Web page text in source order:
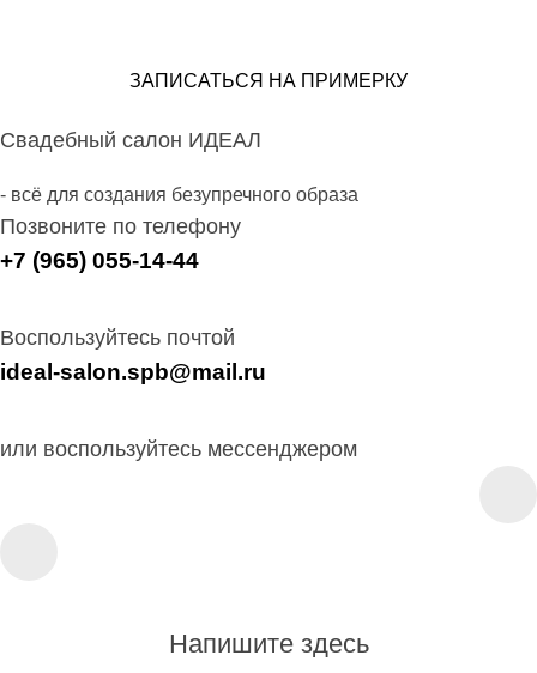
ЗАПИСАТЬСЯ НА ПРИМЕРКУ
Свадебный салон ИДЕАЛ
- всё для создания безупречного образа
Позвоните по телефону
+7 (965) 055-14-44
Воспользуйтесь почтой
ideal-salon.spb@mail.ru
или воспользуйтесь мессенджером
Напишите здесь